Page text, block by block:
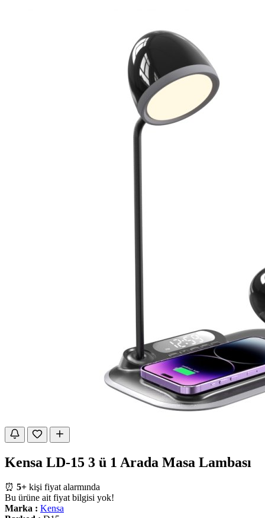
Kensa LD-15 3 ü 1 Arada Masa Lambası
⏰ 5+ kişi fiyat alarmında
Bu ürüne ait fiyat bilgisi yok!
Marka : Kensa